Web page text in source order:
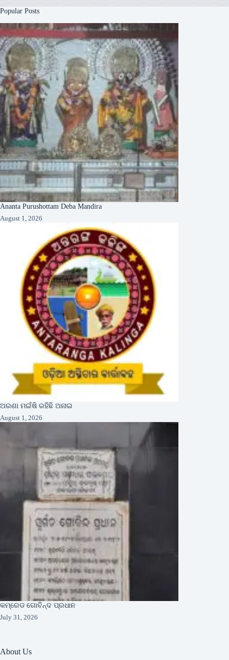
Popular Posts
Ananta Purushottam Deba Mandira
August 1, 2026
ଅରଣା ମଇଁଷି ରହିଛି ଅନାଇ
August 1, 2026
କମ୍ରେଡ ଗୋବିନ୍ଦ ପ୍ରଧାନ
July 31, 2026
About Us